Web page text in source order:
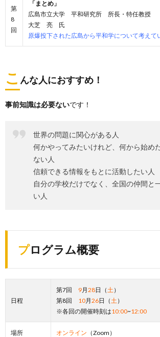
第
8
回
「まとめ」
広島市立大学 平和研究所 所長・特任教授
大芝 亮 氏
原爆投下された広島から平和学について考えて
こ んな人におすすめ！
事前知識は必要ないです！
世界の問題に関心がある人
何かやってみたいけれど、何から始め
ない人
信頼できる情報をもとに活動したい人
自分の学校だけでなく、全国の仲間と
い人
プログラム概要
日程
第7回 9月28日（ 土 ）
第8回 10月26日（ 土 ）
※各回の開催時刻は10:00~12:00
場所 オンライン （Zoom）